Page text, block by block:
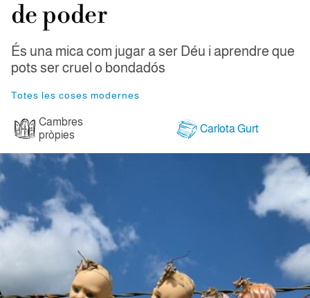
de poder
És una mica com jugar a ser Déu i aprendre que
pots ser cruel o bondadós
Totes les coses modernes
Cambres
pròpies
Carlota Gurt